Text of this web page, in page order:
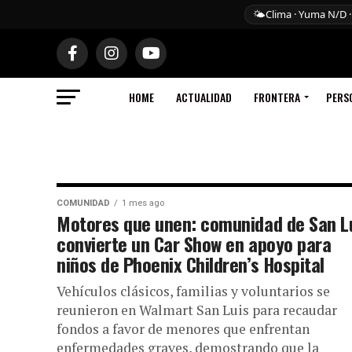
🌤️Clima · Yuma N/D
HOME ACTUALIDAD FRONTERA
COMUNIDAD 1 mes ago
Motores que unen: comunidad de San
convierte un Car Show en apoyo para
niños de Phoenix Children’s Hospital
Vehículos clásicos, familias y voluntarios se
reunieron en Walmart San Luis para recaudar
fondos a favor de menores que enfrentan
enfermedades graves, demostrando que la